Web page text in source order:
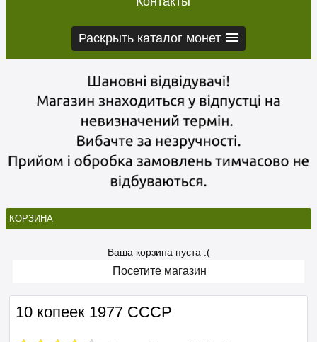
Раскрыть каталог монет
КОРЗИНА
Ваша корзина пуста :(
Посетите магазин
10 копеек 1977 СССР